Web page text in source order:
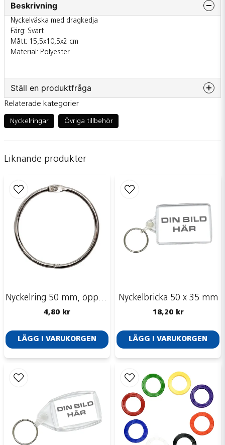
Beskrivning
Nyckelväska med dragkedja
Färg: Svart
Mått: 15,5x10,5x2 cm
Material: Polyester
Ställ en produktfråga
Fråga oss något om denna produkten...
name
email
Mejladress
Ja, ni får publicera min fråga
Skicka fråga
Relaterade kategorier
Nyckelringar Övriga tillbehör
Liknande produkter
Nyckelring 50 mm, öppningsbar
4,80 kr
LÄGG I VARUKORGEN
Nyckelbricka 50 x 35 mm
18,20 kr
LÄGG I VARUKORGEN